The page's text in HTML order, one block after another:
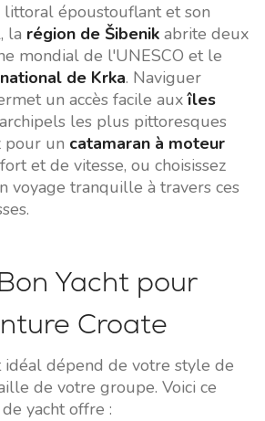
littoral époustouflant et son
la région de Šibenikabrite deux
mondial de l'UNESCO et le
de Krka. Naviguer
un accès facile auxîles
les plus pittoresques
pour un catamaran à moteur
et de vitesse, ou choisissez
voyage tranquille à travers ces
Yacht pour
Croate
idéal dépend de votre style de
de votre groupe. Voici ce
yacht offre :